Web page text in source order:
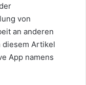
von
an anderen
diesem Artikel
App namens